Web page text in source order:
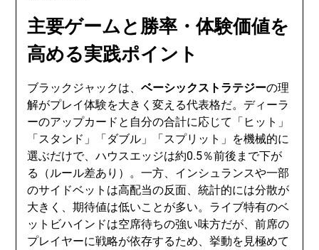
主要ゲームと勝率・体験価値を
高める実践ポイント
ブラックジャックは、ベーシックストラテジーの理
解がプレイ体験を大きく変える代表格だ。ディーラ
ーのアップカードと自分の合計に応じて「ヒット」
「スタンド」「ダブル」「スプリット」を機械的に
選ぶだけで、ハウスエッジは約0.5％前後まで下が
る（ルール差あり）。一方、インシュランスや一部
のサイドベットは高配当の反面、統計的には分散が
大きく、期待値は低いことが多い。ライブ特有のベ
ットビハインドは空席待ちの強い味方だが、前席の
プレイヤーに戦略が依存するため、挙動を見極めて